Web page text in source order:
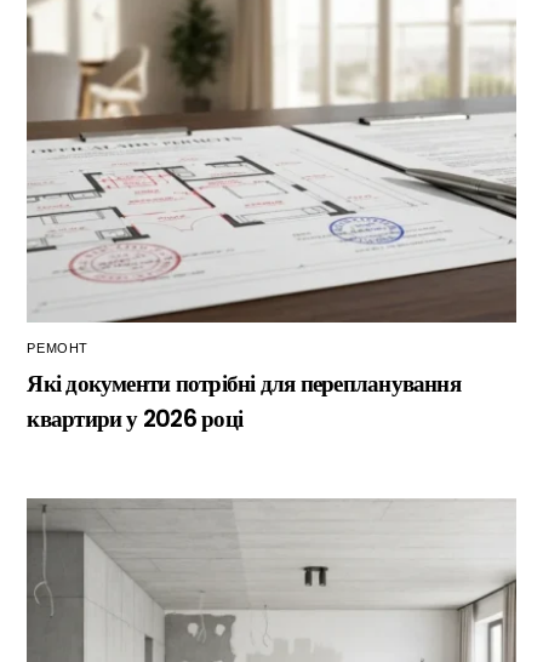
РЕМОНТ
Які документи потрібні для перепланування
квартири у 2026 році